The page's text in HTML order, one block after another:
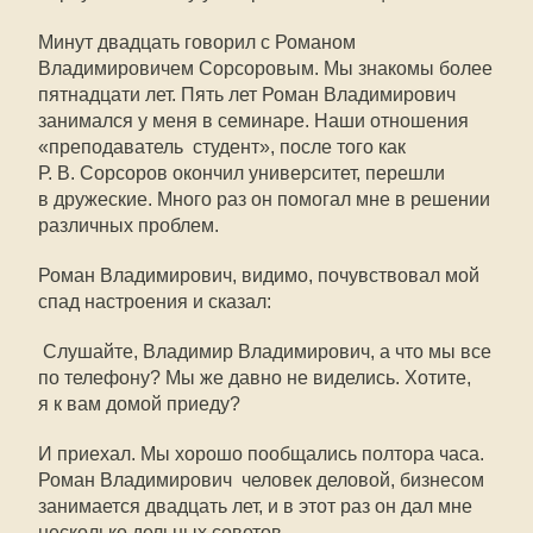
Минут двадцать говорил с Романом
Владимировичем Сорсоровым. Мы знакомы более
пятнадцати лет. Пять лет Роман Владимирович
занимался у меня в семинаре. Наши отношения
«преподаватель  студент», после того как
Р. В. Сорсоров окончил университет, перешли
в дружеские. Много раз он помогал мне в решении
различных проблем.
Роман Владимирович, видимо, почувствовал мой
спад настроения и сказал:
 Слушайте, Владимир Владимирович, а что мы все
по телефону? Мы же давно не виделись. Хотите,
я к вам домой приеду?
И приехал. Мы хорошо пообщались полтора часа.
Роман Владимирович  человек деловой, бизнесом
занимается двадцать лет, и в этот раз он дал мне